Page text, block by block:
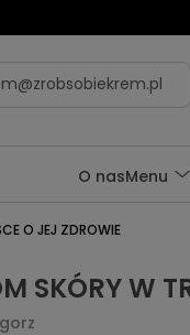
O nasMenu
O JEJ ZDROWIE
SKÓRY W